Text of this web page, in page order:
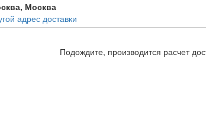
Москва
адрес доставки
Подождите, производится расчет